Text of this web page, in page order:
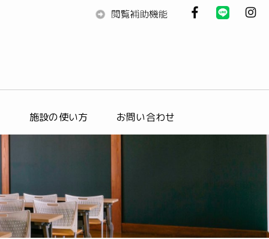
施設の使い方 お問い合わせ